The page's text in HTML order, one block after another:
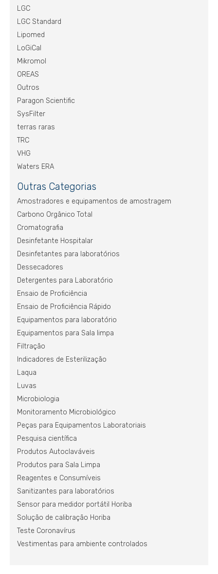
LGC
LGC Standard
Lipomed
LoGiCal
Mikromol
OREAS
Outros
Paragon Scientific
SysFilter
terras raras
TRC
VHG
Waters ERA
Outras Categorias
Amostradores e equipamentos de amostragem
Carbono Orgânico Total
Cromatografia
Desinfetante Hospitalar
Desinfetantes para laboratórios
Dessecadores
Detergentes para Laboratório
Ensaio de Proficiência
Ensaio de Proficiência Rápido
Equipamentos para laboratório
Equipamentos para Sala limpa
Filtração
Indicadores de Esterilização
Laqua
Luvas
Microbiologia
Monitoramento Microbiológico
Peças para Equipamentos Laboratoriais
Pesquisa científica
Produtos Autoclaváveis
Produtos para Sala Limpa
Reagentes e Consumíveis
Sanitizantes para laboratórios
Sensor para medidor portátil Horiba
Solução de calibração Horiba
Teste Coronavírus
Vestimentas para ambiente controlados